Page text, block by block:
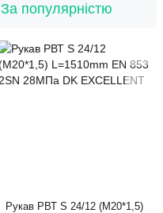
За популярністю
Рукав РВТ S 24/12 (М20*1,5)